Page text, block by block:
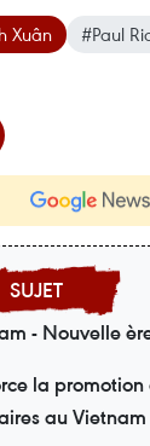
Xuân
#Paul
- Nouvelle
la promotion
au Vietnam